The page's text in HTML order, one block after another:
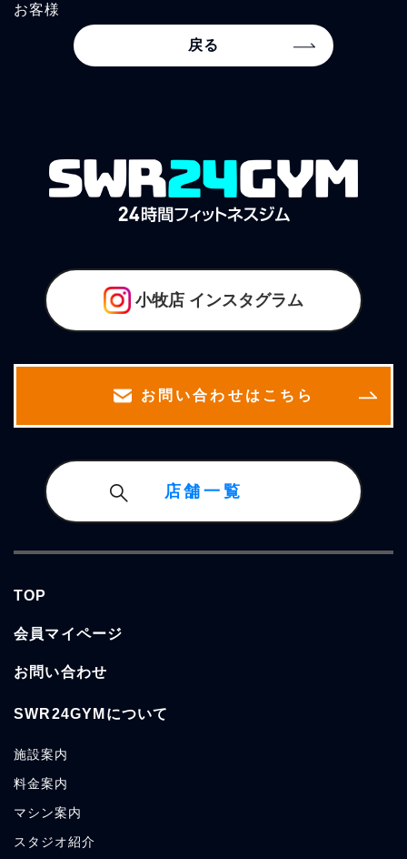
お客様
戻る
小牧店 インスタグラム
お問い合わせはこちら
店舗一覧
TOP
会員マイページ
お問い合わせ
SWR24GYMについて
施設案内
料金案内
マシン案内
スタジオ紹介